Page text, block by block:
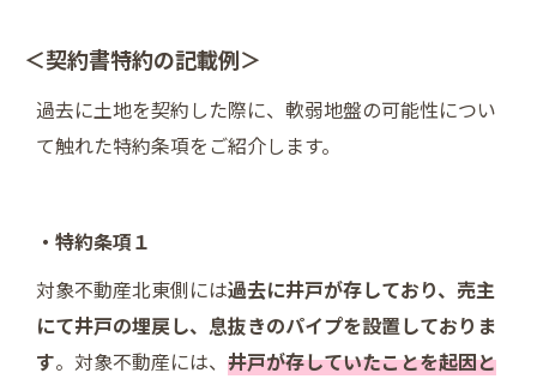
＜契約書特約の記載例＞
過去に土地を契約した際に、軟弱地盤の可能性につい
て触れた特約条項をご紹介します。
・特約条項１
対象不動産北東側には過去に井戸が存しており、売主
にて井戸の埋戻し、息抜きのパイプを設置しておりま
す。対象不動産には、 井戸が存していたことを起因と